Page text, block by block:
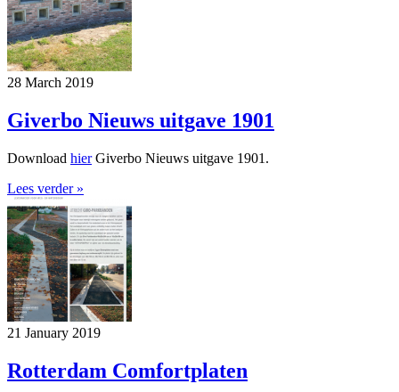
28 March 2019
Giverbo Nieuws uitgave 1901
Download hierGiverbo Nieuws uitgave 1901.
Lees verder »
21 January 2019
Rotterdam Comfortplaten